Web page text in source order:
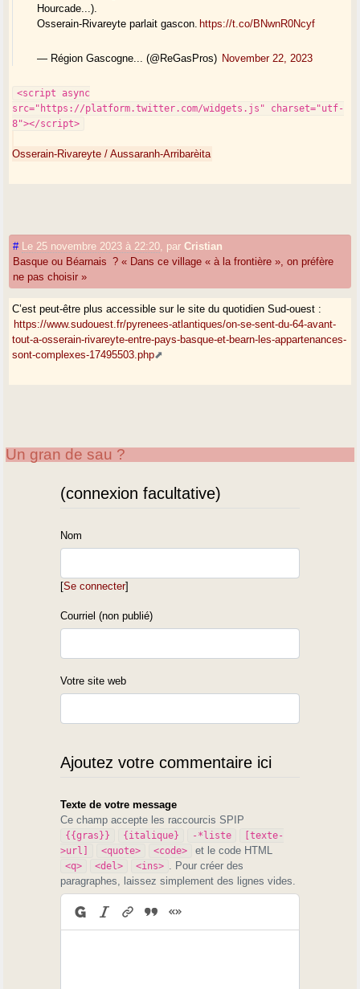
Hourcade...).
Osserain-Rivareyte parlait gascon. https://t.co/BNwnR0Ncyf
— Région Gascogne... (@ReGasPros) November 22, 2023
<script async
src="https://platform.twitter.com/widgets.js" charset="utf-
8"></script>
Osserain-Rivareyte / Aussaranh-Arribarèita
# Le 25 novembre 2023 à 22:20 parCristian
Basque ou Béarnais ? « Dans ce village « à la frontière », on préfère
ne pas choisir »
C’est peut-être plus accessible sur le site du quotidien Sud-ouest :
https://www.sudouest.fr/pyrenees-atlantiques/on-se-sent-du-64-avant-
tout-a-osserain-rivareyte-entre-pays-basque-et-bearn-les-appartenances-
sont-complexes-17495503.php
Un gran de sau ?
(connexion facultative)
Nom
[Se connecter]
Courriel (non publié)
Votre site web
Ajoutez votre commentaire ici
Texte de votre message
Ce champ accepte les raccourcis SPIP
{{gras}} {italique} -*liste
[texte-
>url]
<quote> <code> et le code HTML
<q> <del> <ins>
. Pour créer des
paragraphes, laissez simplement des lignes vides.